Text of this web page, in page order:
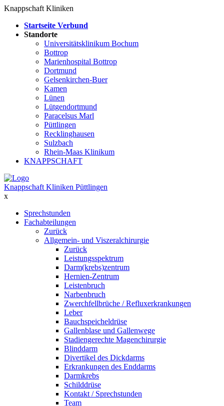
Knappschaft Kliniken
Startseite Verbund
Standorte
Universitätsklinikum Bochum
Bottrop
Marienhospital Bottrop
Dortmund
Gelsenkirchen-Buer
Kamen
Lünen
Lütgendortmund
Paracelsus Marl
Püttlingen
Recklinghausen
Sulzbach
Rhein-Maas Klinikum
KNAPPSCHAFT
Knappschaft Kliniken Püttlingen
x
Sprechstunden
Fachabteilungen
Zurück
Allgemein- und Viszeralchirurgie
Zurück
Leistungsspektrum
Darm(krebs)zentrum
Hernien-Zentrum
Leistenbruch
Narbenbruch
Zwerchfellbrüche / Refluxerkrankungen
Leber
Bauchspeicheldrüse
Gallenblase und Gallenwege
Stadiengerechte Magenchirurgie
Blinddarm
Divertikel des Dickdarms
Erkrankungen des Enddarms
Darmkrebs
Schilddrüse
Kontakt / Sprechstunden
Team